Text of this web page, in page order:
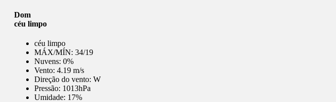
Dom
céu limpo
céu limpo
MÁX/MÍN: 34/19
Nuvens: 0%
Vento: 4.19 m/s
Direção do vento: W
Pressão: 1013hPa
Umidade: 17%